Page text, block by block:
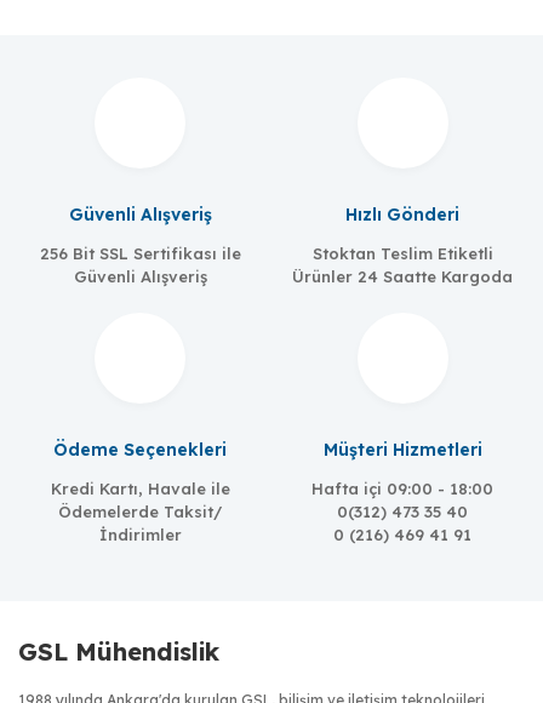
Güvenli Alışveriş
256 Bit SSL Sertifikası ile
Güvenli Alışveriş
Hızlı Gönderi
Stoktan Teslim Etiketli
Ürünler 24 Saatte Kargoda
Ödeme Seçenekleri
Kredi Kartı, Havale ile
Ödemelerde Taksit/
İndirimler
Müşteri Hizmetleri
Hafta içi 09:00 - 18:00
0(312) 473 35 40
0 (216) 469 41 91
GSL Mühendislik